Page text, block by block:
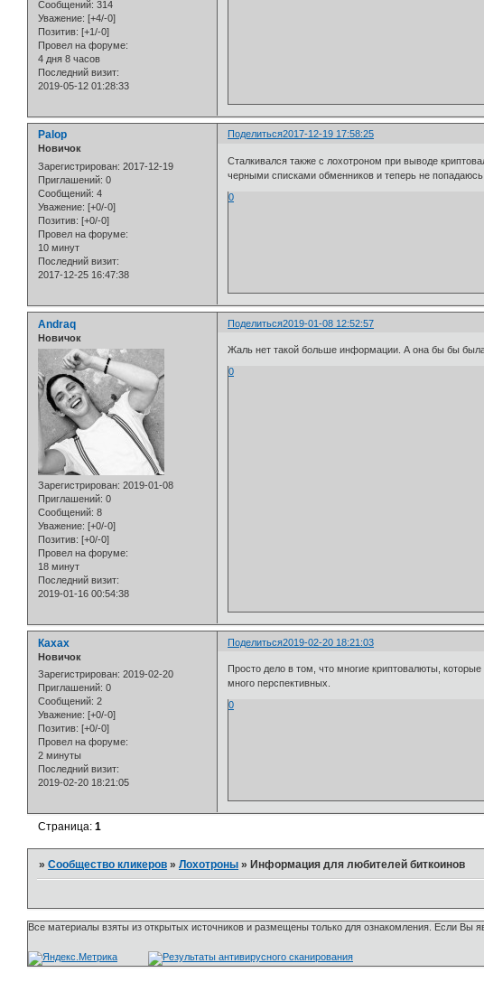
Сообщений: 314
Уважение: [+4/-0]
Позитив: [+1/-0]
Провел на форуме:
4 дня 8 часов
Последний визит:
2019-05-12 01:28:33
Поделиться2017-12-19 17:58:25
Palop
Новичок
Зарегистрирован: 2017-12-19
Приглашений: 0
Сообщений: 4
Уважение: [+0/-0]
Позитив: [+0/-0]
Провел на форуме:
10 минут
Последний визит:
2017-12-25 16:47:38
Сталкивался также с лохотроном при выводе
черными списками обменников и теперь не
0
Поделиться2019-01-08 12:52:57
Andraq
Новичок
Зарегистрирован: 2019-01-08
Приглашений: 0
Сообщений: 8
Уважение: [+0/-0]
Позитив: [+0/-0]
Провел на форуме:
18 минут
Последний визит:
2019-01-16 00:54:38
Жаль нет такой больше информации. А она бы бы
0
Поделиться2019-02-20 18:21:03
Кахах
Новичок
Зарегистрирован: 2019-02-20
Приглашений: 0
Сообщений: 2
Уважение: [+0/-0]
Позитив: [+0/-0]
Провел на форуме:
2 минуты
Последний визит:
2019-02-20 18:21:05
Просто дело в том, что многие криптовалюты,
много перспективных.
0
Страница:1
»Сообщество кликеров »Лохотроны »Информация для любителей биткоинов
Все материалы взяты из открытых источников и размещены только для ознакомления. Если Вы